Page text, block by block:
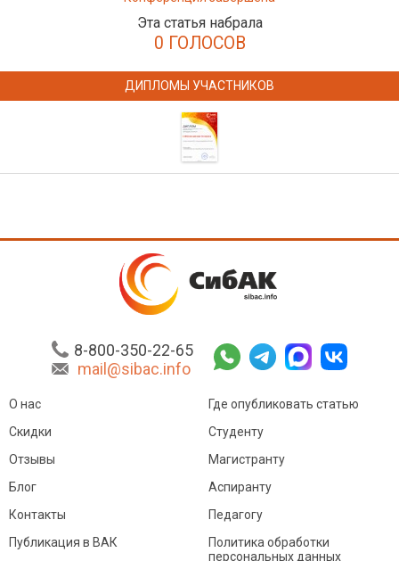
Эта статья набрала
0 ГОЛОСОВ
ДИПЛОМЫ УЧАСТНИКОВ
8-800-350-22-65
mail@sibac.info
О нас
Скидки
Отзывы
Блог
Контакты
Где опубликовать статью
Студенту
Магистранту
Аспиранту
Педагогу
Публикация в ВАК
Политика обработки
персональных данных